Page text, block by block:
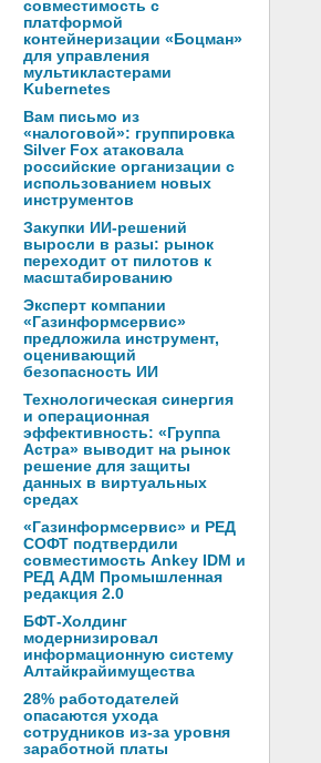
совместимость с
платформой
контейнеризации «Боцман»
для управления
мультикластерами
Kubernetes
Вам письмо из
«налоговой»: группировка
Silver Fox атаковала
российские организации с
использованием новых
инструментов
Закупки ИИ-решений
выросли в разы: рынок
переходит от пилотов к
масштабированию
Эксперт компании
«Газинформсервис»
предложила инструмент,
оценивающий
безопасность ИИ
Технологическая синергия
и операционная
эффективность: «Группа
Астра» выводит на рынок
решение для защиты
данных в виртуальных
средах
«Газинформсервис» и РЕД
СОФТ подтвердили
совместимость Ankey IDM и
РЕД АДМ Промышленная
редакция 2.0
БФТ-Холдинг
модернизировал
информационную систему
Алтайкрайимущества
28% работодателей
опасаются ухода
сотрудников из-за уровня
заработной платы